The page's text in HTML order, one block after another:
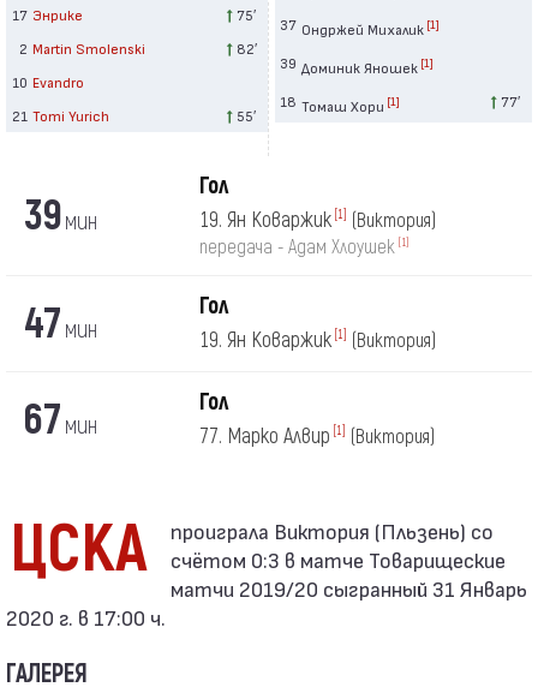
17 Энрике
75′
2 Martin Smolenski
82′
10 Evandro
21 Tomi Yurich 55′
37 Ондржей Михалик [1]
39 Доминик Яношек [1]
18 Томаш Хори [1] 77′
39мин
Гол
19. Ян Коваржик [1]
(Виктория)
передача - Адам Хлоушек [1]
47 мин
Гол
19. Ян Коваржик [1] (Виктория)
67 мин
Гол
77. Марко Алвир [1] (Виктория)
ЦСКА
счётом 0:3 в матче Товарищеские
матчи 2019/20 сыгранный 31 Январь
2020 г. в 17:00 ч.
ГАЛЕРЕЯ